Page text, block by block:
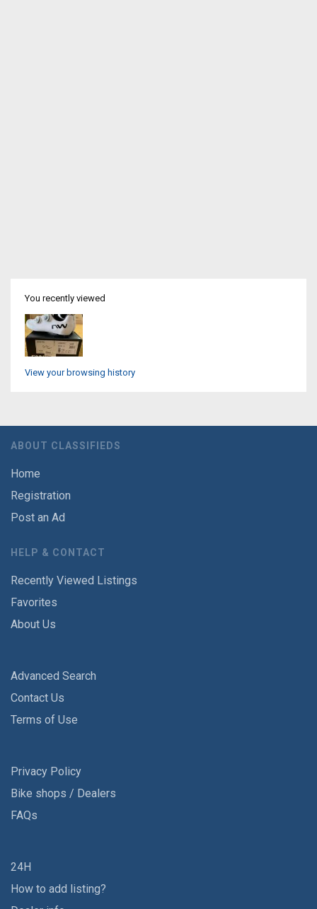
You recently viewed
View your browsing history
ABOUT CLASSIFIEDS
Home
Registration
Post an Ad
HELP & CONTACT
Recently Viewed Listings
Favorites
About Us
Advanced Search
Contact Us
Terms of Use
Privacy Policy
Bike shops / Dealers
FAQs
24H
How to add listing?